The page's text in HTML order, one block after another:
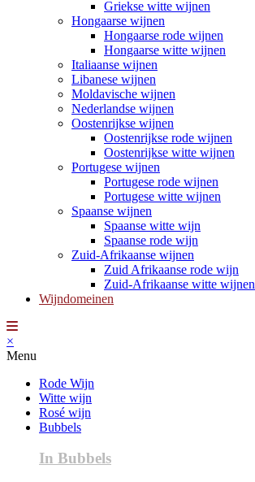
Griekse witte wijnen
Hongaarse wijnen
Hongaarse rode wijnen
Hongaarse witte wijnen
Italiaanse wijnen
Libanese wijnen
Moldavische wijnen
Nederlandse wijnen
Oostenrijkse wijnen
Oostenrijkse rode wijnen
Oostenrijkse witte wijnen
Portugese wijnen
Portugese rode wijnen
Portugese witte wijnen
Spaanse wijnen
Spaanse witte wijn
Spaanse rode wijn
Zuid-Afrikaanse wijnen
Zuid Afrikaanse rode wijn
Zuid-Afrikaanse witte wijnen
Wijndomeinen
×
Menu
Rode Wijn
Witte wijn
Rosé wijn
Bubbels
In Bubbels